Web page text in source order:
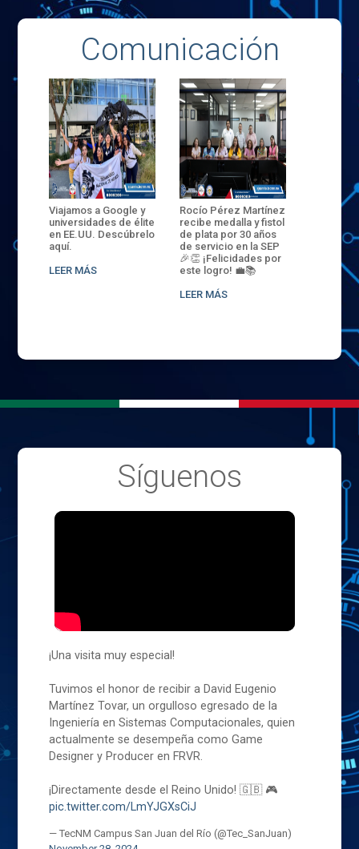
Comunicación
Viajamos a Google y
universidades de élite
en EE.UU. Descúbrelo
aquí.
LEER MÁS
Rocío Pérez Martínez
recibe medalla y fistol
de plata por 30 años
de servicio en la SEP
🎉👏 ¡Felicidades por
este logro! 💼📚
LEER MÁS
ENECB-
del
batalla.
32
sede
Síguenos
¡Una visita muy especial!
Tuvimos el honor de recibir a David Eugenio
Martínez Tovar, un orgulloso egresado de la
Ingeniería en Sistemas Computacionales, quien
actualmente se desempeña como Game
Designer y Producer en FRVR.
¡Directamente desde el Reino Unido! 🇬🇧 🎮
pic.twitter.com/LmYJGXsCiJ
— TecNM Campus San Juan del Río (@Tec_SanJuan)